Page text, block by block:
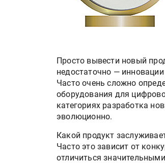
Просто вывести новый
недостаточно —
Часто очень сложно
оборудования для
категориях разработка
эволюционно.
Какой продукт
Часто это зависит от
отличиться